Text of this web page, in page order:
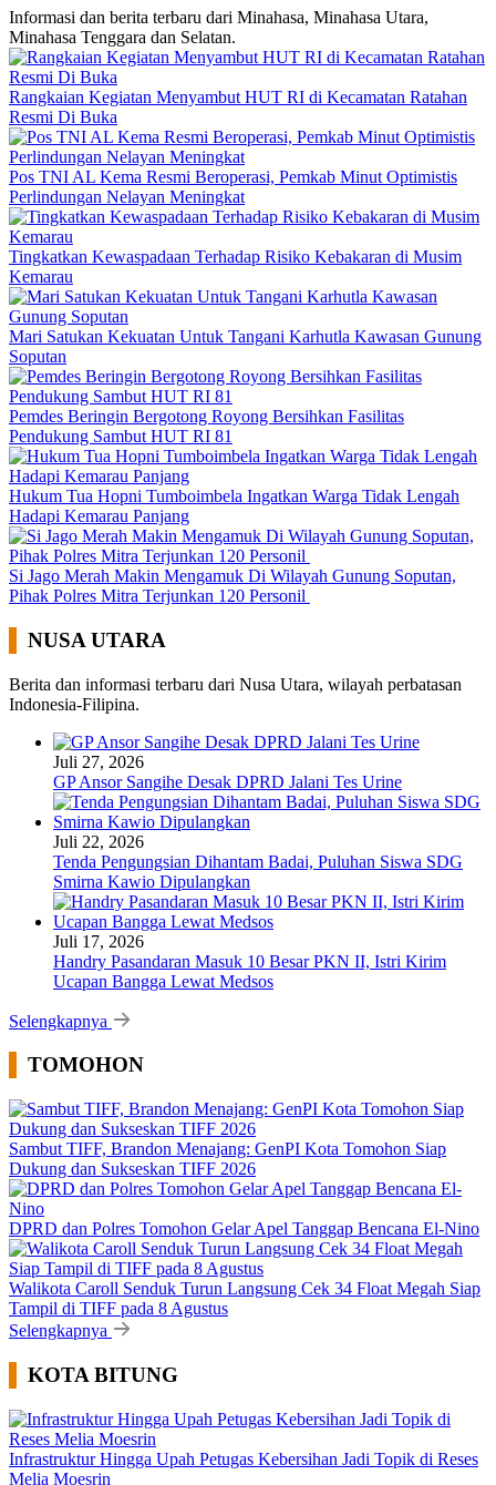
Informasi dan berita terbaru dari Minahasa, Minahasa Utara,
Minahasa Tenggara dan Selatan.
Rangkaian Kegiatan Menyambut HUT RI di Kecamatan Ratahan
Resmi Di Buka
Pos TNI AL Kema Resmi Beroperasi, Pemkab Minut Optimistis
Perlindungan Nelayan Meningkat
Tingkatkan Kewaspadaan Terhadap Risiko Kebakaran di Musim
Kemarau
Mari Satukan Kekuatan Untuk Tangani Karhutla Kawasan Gunung
Soputan
Pemdes Beringin Bergotong Royong Bersihkan Fasilitas
Pendukung Sambut HUT RI 81
Hukum Tua Hopni Tumboimbela Ingatkan Warga Tidak Lengah
Hadapi Kemarau Panjang
Si Jago Merah Makin Mengamuk Di Wilayah Gunung Soputan,
Pihak Polres Mitra Terjunkan 120 Personil
NUSA UTARA
Berita dan informasi terbaru dari Nusa Utara, wilayah perbatasan
Indonesia-Filipina.
Juli 27, 2026
GP Ansor Sangihe Desak DPRD Jalani Tes Urine
Juli 22, 2026
Tenda Pengungsian Dihantam Badai, Puluhan Siswa SDG
Smirna Kawio Dipulangkan
Juli 17, 2026
Handry Pasandaran Masuk 10 Besar PKN II, Istri Kirim
Ucapan Bangga Lewat Medsos
Selengkapnya
TOMOHON
Sambut TIFF, Brandon Menajang: ​GenPI Kota Tomohon Siap
Dukung dan Sukseskan TIFF 2026
DPRD dan Polres Tomohon Gelar Apel Tanggap Bencana El-Nino
Walikota Caroll Senduk Turun Langsung Cek 34 Float Megah Siap
Tampil di TIFF pada 8 Agustus
Selengkapnya
KOTA BITUNG
Infrastruktur Hingga Upah Petugas Kebersihan Jadi Topik di Reses
Melia Moesrin